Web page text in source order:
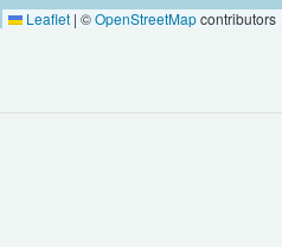
Leaflet | ©OpenStreetMapcontributors